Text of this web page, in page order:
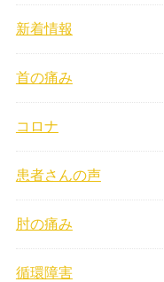
新着情報
首の痛み
コロナ
患者さんの声
肘の痛み
循環障害